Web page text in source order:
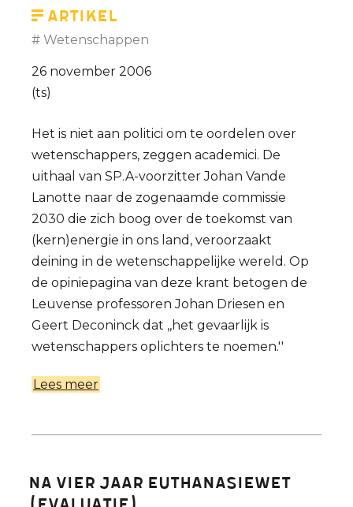
Artikel
Wetenschappen
26 november 2006
(ts)
Het is niet aan politici om te oordelen over
wetenschappers, zeggen academici. De
uithaal van SP.A-voorzitter Johan Vande
Lanotte naar de zogenaamde commissie
2030 die zich boog over de toekomst van
(kern)energie in ons land, veroorzaakt
deining in de wetenschappelijke wereld. Op
de opiniepagina van deze krant betogen de
Leuvense professoren Johan Driesen en
Geert Deconinck dat ,,het gevaarlijk is
wetenschappers oplichters te noemen.''
Lees meer
politiek
Na vier jaar euthanasiewet